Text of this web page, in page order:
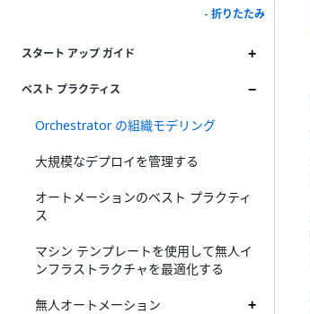
- 折りたたみ
スタート アップ ガイド
ベスト プラクティス
Orchestrator の組織モデリング
大規模なデプロイを管理する
オートメーションのベスト プラクティ
ス
マシン テンプレートを使用して無人イ
ンフラストラクチャを最適化する
無人オートメーション